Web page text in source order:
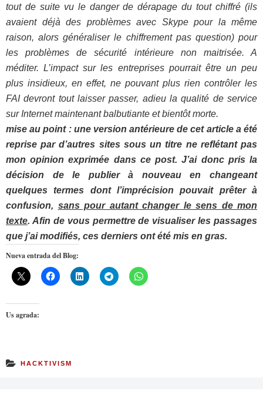
tout de suite vu le danger de dérapage du tout chiffré (ils
avaient déjà des problèmes avec Skype pour la même
raison, alors généraliser le chiffrement pas question) pour
les problèmes de sécurité intérieure non maitrisée. A
méditer. L’impact sur les entreprises pourrait être un peu
plus insidieux, en effet, ne pouvant plus rien contrôler les
FAI devront tout laisser passer, adieu la qualité de service
sur Internet maintenant balbutiante et bientôt morte.
mise au point : une version antérieure de cet article a été
reprise par d’autres sites sous un titre ne reflétant pas
mon opinion exprimée dans ce post. J’ai donc pris la
décision de le publier à nouveau en changeant
quelques termes dont l’imprécision pouvait prêter à
confusion, sans pour autant changer le sens de mon
texte. Afin de vous permettre de visualiser les passages
que j’ai modifiés, ces derniers ont été mis en gras.
Nueva entrada del Blog:
Us agrada:
HACKTIVISM